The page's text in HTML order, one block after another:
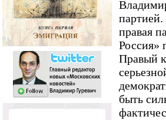
правая
Россия»
Правый
быть